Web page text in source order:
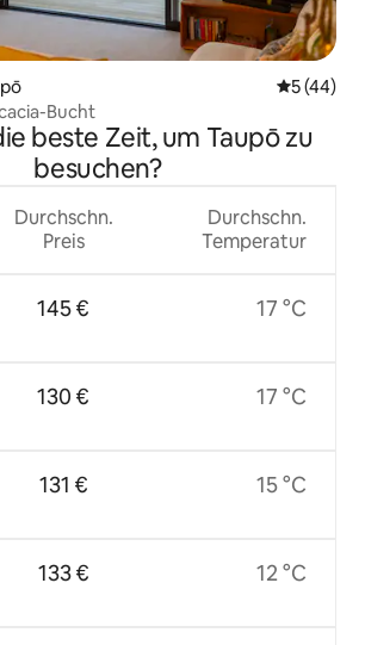
5 (44)
Bucht
beste Zeit, um Taupō zu
besuchen?
Durchschn.
Preis
145 €
130 €
131 €
133 €
Durchschn.
Temperatur
17 °C
17 °C
15 °C
12 °C